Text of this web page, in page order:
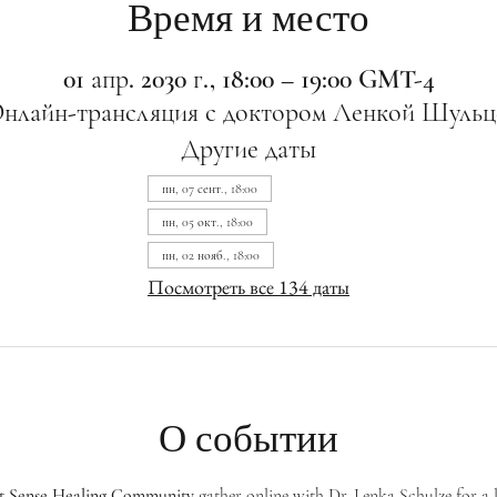
Время и место
01 апр. 2030 г., 18:00 – 19:00 GMT-4
трансляция с доктором Ленкой
Другие даты
пн, 07 сент., 18:00
пн, 05 окт., 18:00
пн, 02 нояб., 18:00
Посмотреть все 134 даты
О событии